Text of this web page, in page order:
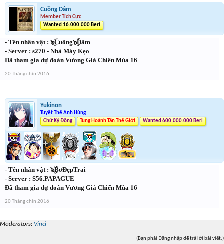
Cuồng Dâm
Member Tích Cực
Wanted 16.000.000 Beri
- Tên nhân vật : ๖ۣۜCuồng๖ۣۜDâm
- Server : s270 - Nhà Máy Kẹo
Đã tham gia dự đoán Vương Giả Chiến Mùa 16
20 Tháng chín 2016
Yukinon
Tuyệt Thế Anh Hùng
Chữ Ký Động
Tung Hoành Tân Thế Giới Wanted 600.000.000 Beri
- Tên nhân vật : ๖ۣۜBơĐẹpTrai
- Server : S56.PAPAGUE
Đã tham gia dự đoán Vương Giả Chiến Mùa 16
20 Tháng chín 2016
Moderators: Vinci
(Bạn phải Đăng nhập để trả lời bài viết.)